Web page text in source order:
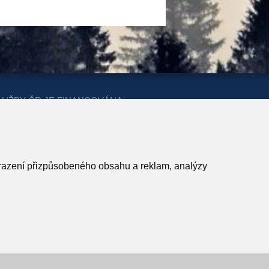
přizpůsobeného obsahu a reklam, analýzy
ČR JE FINANCOVÁNA